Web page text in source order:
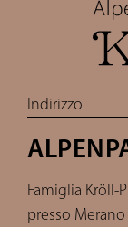
Indirizzo
Famiglia Kröll-
presso Merano |